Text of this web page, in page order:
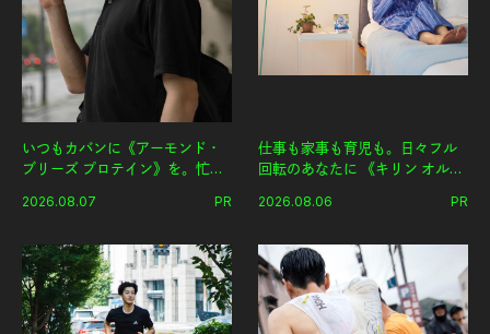
いつもカバンに《アーモンド・
ブリーズ プロテイン》を。忙し
グ習慣。
2026.08.07 PR
仕事も家事も育児も。日々フル
回転のあなたに 《キリン オルニ
2026.08.06 PR